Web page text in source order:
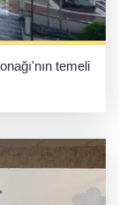
temeli